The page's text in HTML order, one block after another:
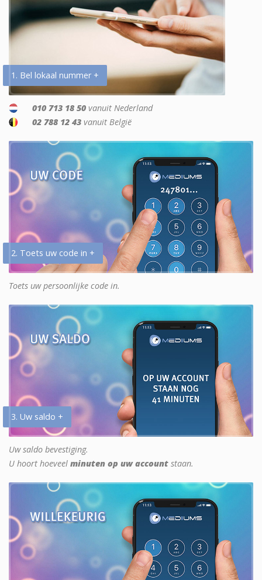
1. Bel lokaal nummer +
010 713 18 50 vanuit Nederland
02 788 12 43 vanuit België
2. Toets uw code in +
Toets uw persoonlijke code in.
3. Uw saldo +
Uw saldo bevestiging.
U hoort hoeveel minuten op uw account staan.